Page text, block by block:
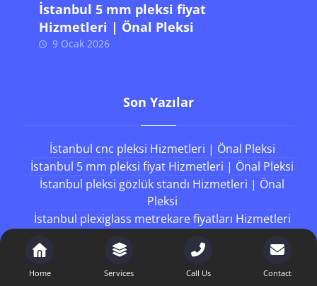
İstanbul 5 mm pleksi fiyat
Hizmetleri | Önal Pleksi
9 Ocak 2026
Son Yazılar
İstanbul cnc pleksi Hizmetleri | Önal Pleksi
İstanbul 5 mm pleksi fiyat Hizmetleri | Önal Pleksi
İstanbul pleksi gözlük standı Hizmetleri | Önal
Pleksi
İstanbul plexiglass metrekare fiyatları Hizmetleri
İstanbul sert pleksi Hizmetleri | Önal Pleksi
Home Services Call Us Contact